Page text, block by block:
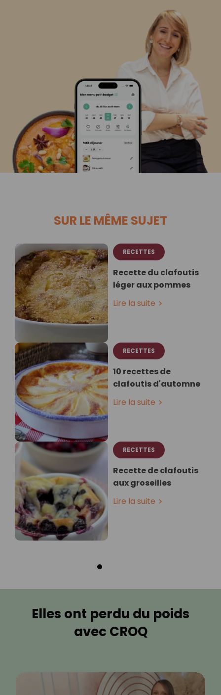
SUR LE MÊME SUJET
RECETTES
Recette du clafoutis
léger aux pommes
Lire la suite
RECETTES
10 recettes de
clafoutis d'automne
Lire la suite
RECETTES
Recette de clafoutis
aux groseilles
Lire la suite
Elles ont perdu du poids
avec CROQ